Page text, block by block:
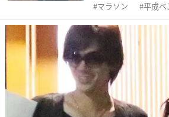
マラソン 平成ベ